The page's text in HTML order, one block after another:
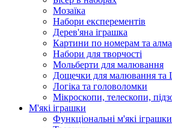
Мозаїка
Набори експерементів
Дерев'яна іграшка
Картини по номерам та
Набори для творчості
Мольберти для малювання
Дощечки для малювання та
Логіка та головоломки
Мікроскопи, телескопи,
М'які іграшки
Функціональні м'які іграшки